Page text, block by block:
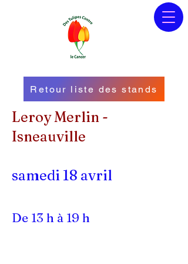
Retour liste des stands
Leroy Merlin -
Isneauville
samedi 18 avril
De 13 h à 19 h